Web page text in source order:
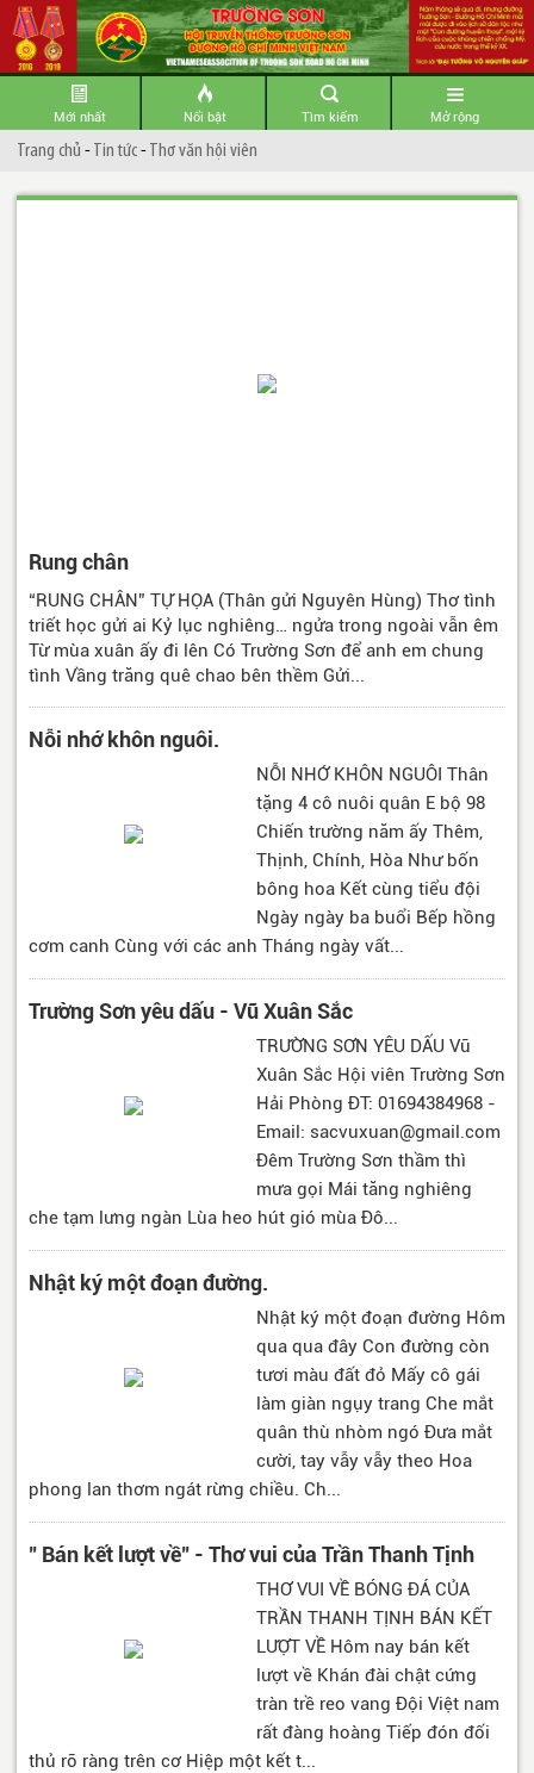
Mới nhất Nổi bật Tìm kiếm Mở rộng
Trang chủ -Tin tức-Thơ văn hội viên
Rung chân
“RUNG CHÂN” TỰ HỌA (Thân gửi Nguyên Hùng) Thơ tình
triết học gửi ai Kỷ lục nghiêng… ngửa trong ngoài vẫn êm
Từ mùa xuân ấy đi lên Có Trường Sơn để anh em chung
tình Vầng trăng quê chao bên thềm Gửi...
Nỗi nhớ khôn nguôi.
NỖI NHỚ KHÔN NGUÔI Thân
tặng 4 cô nuôi quân E bộ 98
Chiến trường năm ấy Thêm,
Thịnh, Chính, Hòa Như bốn
bông hoa Kết cùng tiểu đội
Ngày ngày ba buổi Bếp hồng
cơm canh Cùng với các anh Tháng ngày vất...
Trường Sơn yêu dấu - Vũ Xuân Sắc
TRƯỜNG SƠN YÊU DẤU Vũ
Xuân Sắc Hội viên Trường Sơn
Hải Phòng ĐT: 01694384968 -
Email: sacvuxuan@gmail.com
Đêm Trường Sơn thầm thì
mưa gọi Mái tăng nghiêng
che tạm lưng ngàn Lùa heo hút gió mùa Đô...
Nhật ký một đoạn đường.
Nhật ký một đoạn đường Hôm
qua qua đây Con đường còn
tươi màu đất đỏ Mấy cô gái
làm giàn ngụy trang Che mắt
quân thù nhòm ngó Đưa mắt
cười, tay vẫy vẫy theo Hoa
phong lan thơm ngát rừng chiều. Ch...
" Bán kết lượt về" - Thơ vui của Trần Thanh Tịnh
THƠ VUI VỀ BÓNG ĐÁ CỦA
TRẦN THANH TỊNH BÁN KẾT
LƯỢT VỀ Hôm nay bán kết
lượt về Khán đài chật cứng
tràn trề reo vang Đội Việt nam
rất đàng hoàng Tiếp đón đối
thủ rõ ràng trên cơ Hiệp một kết t...